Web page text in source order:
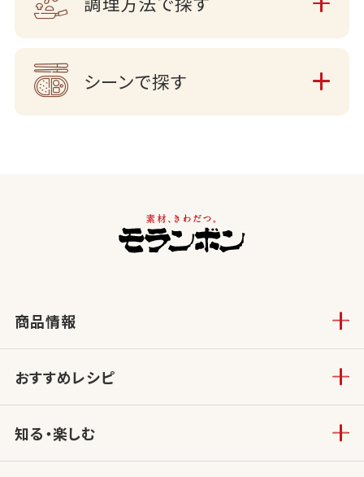
シーンで探す
商品情報
おすすめレシピ
知る・楽しむ